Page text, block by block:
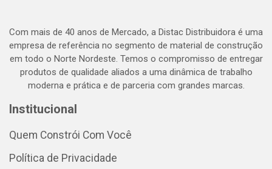
Com mais de 40 anos de Mercado, a Distac Distribuidora é uma
empresa de referência no segmento de material de construção
em todo o Norte Nordeste. Temos o compromisso de entregar
produtos de qualidade aliados a uma dinâmica de trabalho
moderna e prática e de parceria com grandes marcas.
Institucional
Quem Constrói Com Você
Política de Privacidade